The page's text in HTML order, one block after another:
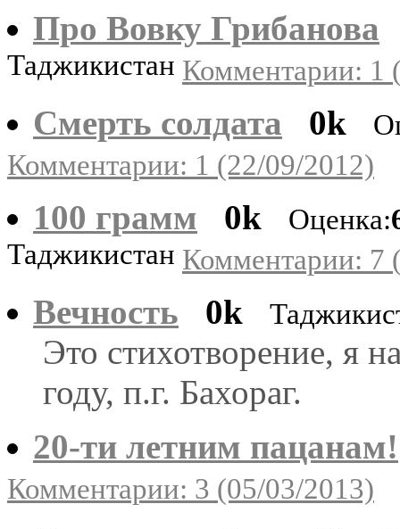
Про Вовку Грибанова
Таджикистан Комментарии: 1
Смерть солдата 0k
Комментарии: 1 (22/09/2012)
100 грамм 0k Оценка:
Таджикистан Комментарии: 7
Вечность 0k
Это стихотворение, я
году, п.г. Бахораг.
20-ти летним пацанам!
Комментарии: 3 (05/03/2013)